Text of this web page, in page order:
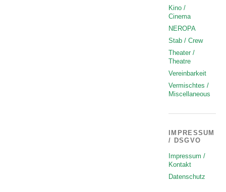
Kino /
Cinema
NEROPA
Stab / Crew
Theater /
Theatre
Vereinbarkeit
Vermischtes /
Miscellaneous
IMPRESSUM
/ DSGVO
Impressum /
Kontakt
Datenschutz